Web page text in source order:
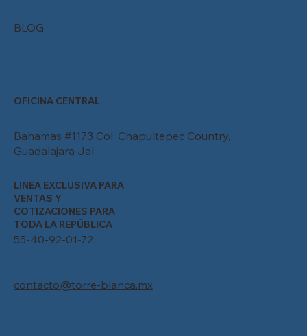
BLOG
OFICINA CENTRAL
Bahamas #1173 Col. Chapultepec Country,
Guadalajara Jal.
LINEA EXCLUSIVA PARA
VENTAS Y
COTIZACIONES PARA
TODA LA REPÚBLICA
55-40-92-01-72
contacto@torre-blanca.mx